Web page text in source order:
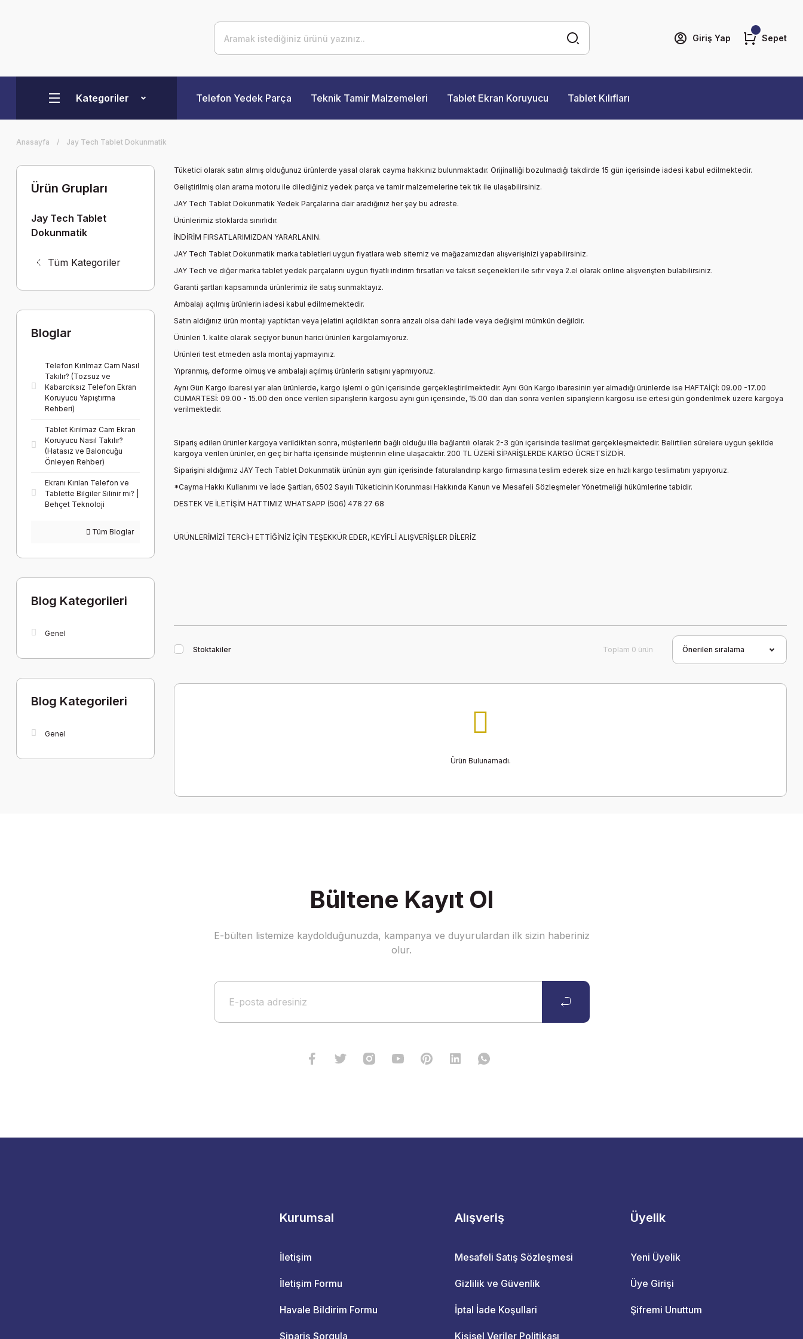
Giriş Yap Sepet
Kategoriler Telefon Yedek Parça Teknik Tamir Malzemeleri Tablet Ekran Koruyucu Tablet Kılıfları
Anasayfa Jay Tech Tablet Dokunmatik
Ürün Grupları
Jay Tech Tablet
Dokunmatik
Tüm Kategoriler
Bloglar
Telefon Kırılmaz Cam Nasıl
Takılır? (Tozsuz ve
Kabarcıksız Telefon Ekran
Koruyucu Yapıştırma
Rehberi)
Tablet Kırılmaz Cam Ekran
Koruyucu Nasıl Takılır?
(Hatasız ve Baloncuğu
Önleyen Rehber)
Ekranı Kırılan Telefon ve
Tablette Bilgiler Silinir mi? |
Behçet Teknoloji
Tüm Bloglar
Blog Kategorileri
Genel
Blog Kategorileri
Genel
Tüketici olarak satın almış olduğunuz ürünlerde yasal olarak cayma hakkınız bulunmaktadır. Orijinalliği bozulmadığı takdirde 15 gün içerisinde iadesi kabul edilmektedir.
Geliştirilmiş olan arama motoru ile dilediğiniz yedek parça ve tamir malzemelerine tek tık ile ulaşabilirsiniz.
JAY Tech Tablet Dokunmatik Yedek Parçalarına dair aradığınız her şey bu adreste.
Ürünlerimiz stoklarda sınırlıdır.
İNDİRİM FIRSATLARIMIZDAN YARARLANIN.
JAY Tech Tablet Dokunmatik marka tabletleri uygun fiyatlara web sitemiz ve mağazamızdan alışverişinizi yapabilirsiniz.
JAY Tech ve diğer marka tablet yedek parçalarını uygun fiyatlı indirim fırsatları ve taksit seçenekleri ile sıfır veya 2.el olarak online alışverişten bulabilirsiniz.
Garanti şartları kapsamında ürünlerimiz ile satış sunmaktayız.
Ambalajı açılmış ürünlerin iadesi kabul edilmemektedir.
Satın aldığınız ürün montajı yaptıktan veya jelatini açıldıktan sonra arızalı olsa dahi iade veya değişimi mümkün değildir.
Ürünleri 1. kalite olarak seçiyor bunun harici ürünleri kargolamıyoruz.
Ürünleri test etmeden asla montaj yapmayınız.
Yıpranmış, deforme olmuş ve ambalajı açılmış ürünlerin satışını yapmıyoruz.
Aynı Gün Kargo ibaresi yer alan ürünlerde, kargo işlemi o gün içerisinde gerçekleştirilmektedir. Aynı Gün Kargo ibaresinin yer almadığı ürünlerde ise HAFTAİÇİ: 09.00 -17.00
CUMARTESİ: 09.00 - 15.00 den önce verilen siparişlerin kargosu aynı gün içerisinde, 15.00 dan dan sonra verilen siparişlerin kargosu ise ertesi gün gönderilmek üzere kargoya
verilmektedir.
Sipariş edilen ürünler kargoya verildikten sonra, müşterilerin bağlı olduğu ille bağlantılı olarak 2-3 gün içerisinde teslimat gerçekleşmektedir. Belirtilen sürelere uygun şekilde
kargoya verilen ürünler, en geç bir hafta içerisinde müşterinin eline ulaşacaktır. 200 TL ÜZERİ SİPARİŞLERDE KARGO ÜCRETSİZDİR.
Siparişini aldığımız JAY Tech Tablet Dokunmatik ürünün aynı gün içerisinde faturalandırıp kargo firmasına teslim ederek size en hızlı kargo teslimatını yapıyoruz.
*Cayma Hakkı Kullanımı ve İade Şartları, 6502 Sayılı Tüketicinin Korunması Hakkında Kanun ve Mesafeli Sözleşmeler Yönetmeliği hükümlerine tabidir.
DESTEK VE İLETİŞİM HATTIMIZ WHATSAPP (506) 478 27 68
ÜRÜNLERİMİZİ TERCİH ETTİĞİNİZ İÇİN TEŞEKKÜR EDER, KEYİFLİ ALIŞVERİŞLER DİLERİZ
Stoktakiler Toplam 0 ürün
Ürün Bulunamadı.
Bültene Kayıt Ol
E-bülten listemize kaydolduğunuzda, kampanya ve duyurulardan ilk sizin haberiniz
olur.
Kurumsal
İletişim
İletişim Formu
Havale Bildirim Formu
Sipariş Sorgula
Alışveriş
Mesafeli Satış Sözleşmesi
Gizlilik ve Güvenlik
İptal İade Koşullari
Kişisel Veriler Politikası
Üyelik
Yeni Üyelik
Üye Girişi
Şifremi Unuttum